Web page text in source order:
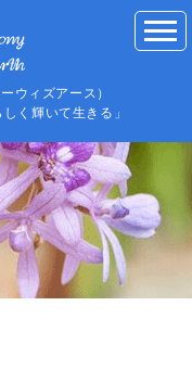
ウィズアース）
く輝いて生きる」